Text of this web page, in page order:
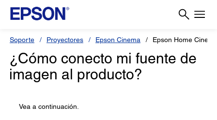
Soporte Proyectores Epson Cinema Epson Home
¿Cómo conecto mi fuente de
imagen al producto?
Vea a continuación.